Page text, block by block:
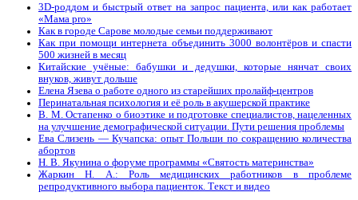
3D-роддом и быстрый ответ на запрос пациента, или как работает
«Мама prо»
Как в городе Сарове молодые семьи поддерживают
Как при помощи интернета объединить 3000 волонтёров и спасти
500 жизней в месяц
Китайские учёные: бабушки и дедушки, которые нянчат своих
внуков, живут дольше
Елена Язева о работе одного из старейших пролайф-центров
Перинатальная психология и её роль в акушерской практике
В. М. Остапенко о биоэтике и подготовке специалистов, нацеленных
на улучшение демографической ситуации. Пути решения проблемы
Ева Слизень — Кучапска: опыт Польши по сокращению количества
абортов
Н. В. Якунина о форуме программы «Святость материнства»
Жаркин Н. А.: Роль медицинских работников в проблеме
репродуктивного выбора пациенток. Tекст и видео